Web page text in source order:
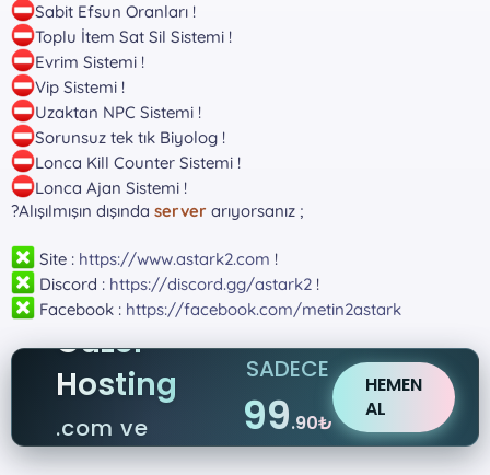
Sabit Efsun Oranları !
Toplu İtem Sat Sil Sistemi !
Evrim Sistemi !
Vip Sistemi !
Uzaktan NPC Sistemi !
Sorunsuz tek tık Biyolog !
Lonca Kill Counter Sistemi !
Lonca Ajan Sistemi !
?Alışılmışın dışında server arıyorsanız ;
Site : https://www.astark2.com !
Discord : https://discord.gg/astark2 !
Facebook : https://facebook.com/metin2astark
Güzel
Hosting
.com ve
.net
SADECE
99.90₺
HEMEN
AL